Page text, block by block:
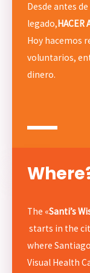
Desde antes
legado,HACER
Hoy hacemos
voluntarios,
dinero.
The «Santi’s
starts in the
where
Visual Health